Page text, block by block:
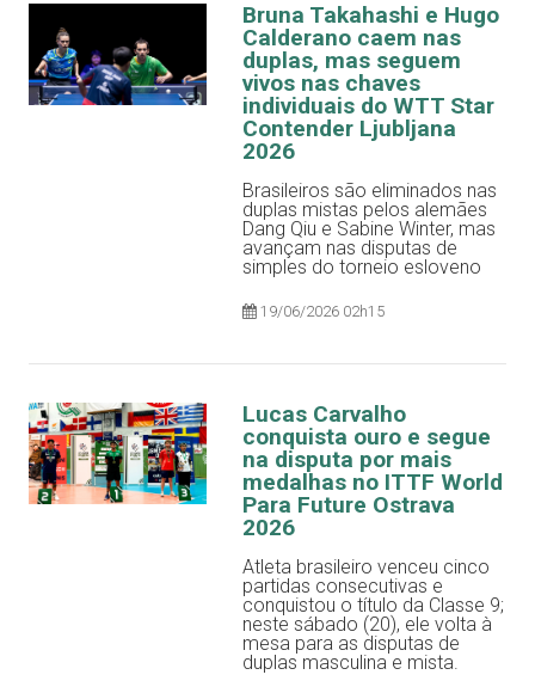
Bruna Takahashi e Hugo
Calderano caem nas
duplas, mas seguem
vivos nas chaves
individuais do WTT Star
Contender Ljubljana
2026
Brasileiros são eliminados nas
duplas mistas pelos alemães
Dang Qiu e Sabine Winter, mas
avançam nas disputas de
simples do torneio esloveno
19/06/2026 02h15
Lucas Carvalho
conquista ouro e segue
na disputa por mais
medalhas no ITTF World
Para Future Ostrava
2026
Atleta brasileiro venceu cinco
partidas consecutivas e
conquistou o título da Classe 9;
neste sábado (20), ele volta à
mesa para as disputas de
duplas masculina e mista.